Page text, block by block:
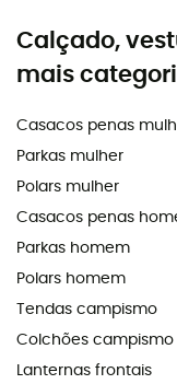
Calçado,
mais
Casacos penas
Parkas mulher
Polars mulher
Casacos penas
Parkas homem
Polars homem
Tendas campismo
Colchões campismo
Lanternas frontais